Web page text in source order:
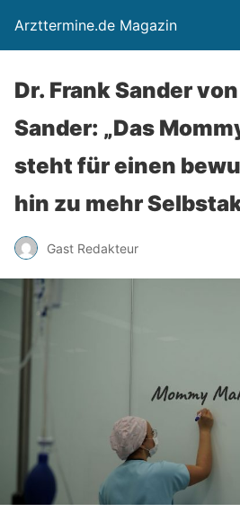
Arzttermine.de Magazin
Dr. Frank Sander
Sander: „Das
steht für einen
hin zu mehr
Gast Redakteur